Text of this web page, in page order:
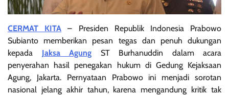
CERMAT KITA – Presiden Republik Indonesia Prabowo
Subianto memberikan pesan tegas dan penuh dukungan
kepada Jaksa Agung ST Burhanuddin dalam acara
penyerahan hasil penegakan hukum di Gedung Kejaksaan
Agung, Jakarta. Pernyataan Prabowo ini menjadi sorotan
nasional jelang akhir tahun, karena mengandung kritik tak